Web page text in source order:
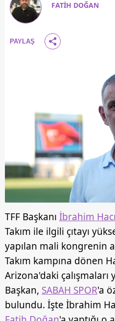
FATİH DOĞAN
PAYLAŞ
TFF Başkanı İbrahim
Takım ile ilgili çıtayı
yapılan mali kongrenin
Takım kampına dönen
Arizona'daki çalışmaları
Başkan, SABAH SPOR'a
bulundu. İşte İbrahim